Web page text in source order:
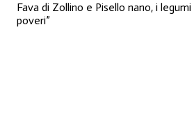
Fava di Zollino e Pisello nano, i
poveri”